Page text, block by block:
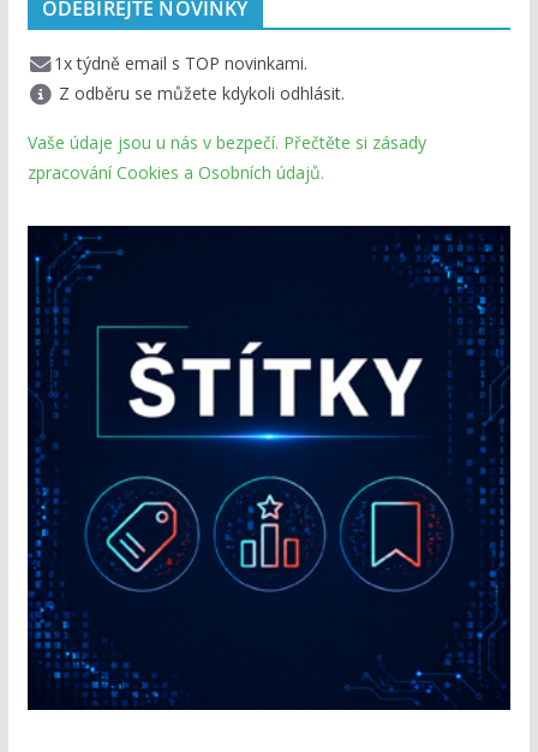
ODEBÍREJTE NOVINKY
1x týdně email s TOP novinkami.
Z odběru se můžete kdykoli odhlásit.
Vaše údaje jsou u nás v bezpečí. Přečtěte si zásady
zpracování Cookies a Osobních údajů.